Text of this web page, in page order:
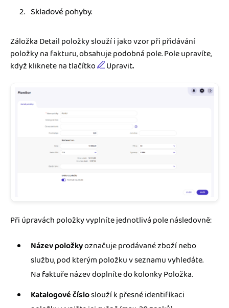
Skladové pohyby.
Záložka Detail položky slouží i jako vzor při přidávání
položky na fakturu, obsahuje podobná pole. Pole upravíte,
když kliknete na tlačítko
Upravit.
Při úpravách položky vyplníte jednotlivá pole následovně:
Název položkyoznačuje prodávané zboží nebo
službu, pod kterým položku v seznamu vyhledáte.
Na faktuře název doplníte do kolonky Položka.
Katalogové čísloslouží k přesné identifikaci